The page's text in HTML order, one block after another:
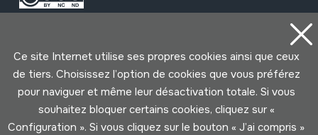
Conditions d'Utilisation
Politique de Privacité
Cookies politique
Ce site Internet utilise ses propres cookies ainsi que ceux
de tiers. Choisissez l’option de cookies que vous préférez
pour naviguer et même leur désactivation totale. Si vous
souhaitez bloquer certains cookies, cliquez sur «
Configuration ». Si vous cliquez sur le bouton « J’ai compris »